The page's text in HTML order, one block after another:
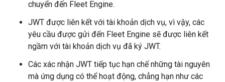
chuyển đến Fleet Engine.
JWT được liên kết với tài khoản dịch vụ, vì vậy, các
yêu cầu được gửi đến Fleet Engine sẽ được liên kết
ngầm với tài khoản dịch vụ đã ký JWT.
Các xác nhận JWT tiếp tục hạn chế những tài nguyên
mà ứng dụng có thể hoạt động, chẳng hạn như các